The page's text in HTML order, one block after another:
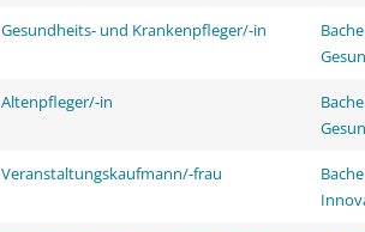
Gesundheits- und Krankenpfleger/-in
Altenpfleger/-in
Veranstaltungskaufmann/-frau